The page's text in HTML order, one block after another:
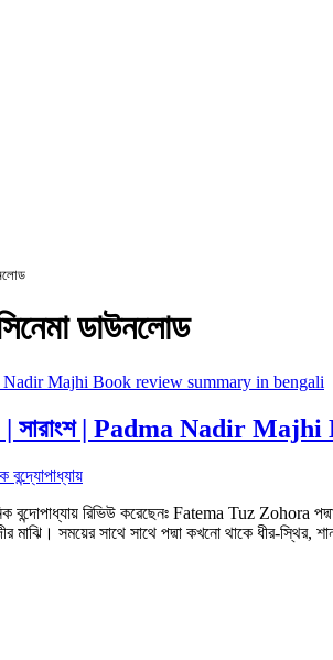
ডাউনলোড
| সারাংশ | Padma Nadir
বন্দ্যোপাধ্যায়
বন্দোপাধ্যায় রিভিউ করেছেনঃ Fatema Tuz Zohora
মাঝি। সময়ের সাথে সাথে পদ্মা কখনো থাকে ধীর-